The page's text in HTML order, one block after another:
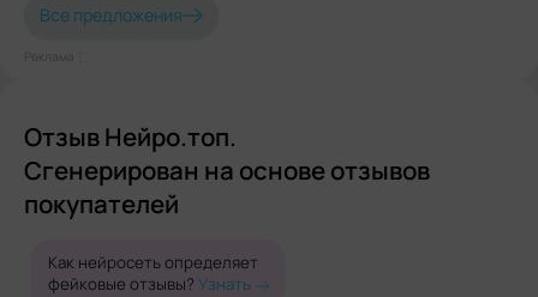
Все предложения
Реклама⋮
Отзыв Нейро.топ.
Сгенерирован на основе отзывов
покупателей
Как нейросеть определяет
фейковые отзывы? Узнать